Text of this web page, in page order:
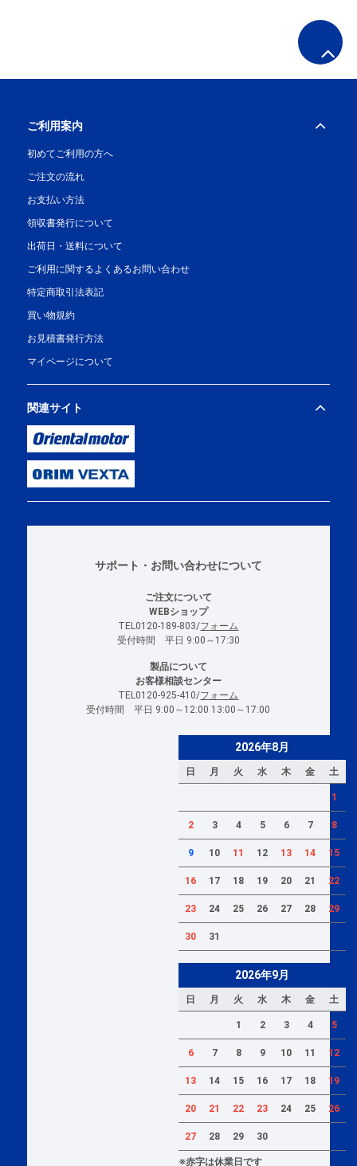
ご利用案内
初めてご利用の方へ
ご注文の流れ
お支払い方法
領収書発行について
出荷日・送料について
ご利用に関するよくあるお問い合わせ
特定商取引法表記
買い物規約
お見積書発行方法
マイページについて
関連サイト
サポート・お問い合わせについて
ご注文について
WEBショップ
TEL0120-189-803/フォーム
受付時間 平日 9:00～17:30
製品について
お客様相談センター
TEL0120-925-410/フォーム
受付時間 平日 9:00～12:00 13:00～17:00
2026年8月
日 月 火 水 木 金 土
1
2 3 4 5 6 7 8
9 10 11 12 13 14 15
16 17 18 19 20 21 22
23 24 25 26 27 28 29
30 31
2026年9月
日 月 火 水 木 金 土
1 2 3 4 5
6 7 8 9 10 11 12
13 14 15 16 17 18 19
20 21 22 23 24 25 26
27 28 29 30
※赤字は休業日です